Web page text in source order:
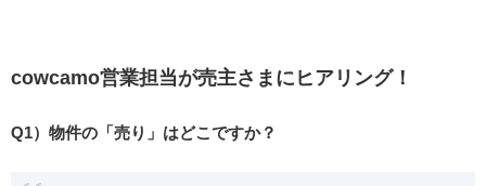
cowcamo営業担当が売主さまにヒアリング！
Q1）物件の「売り」はどこですか？